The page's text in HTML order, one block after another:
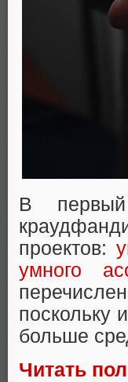
В
проектов:
умного
поскольку
больше
Читать